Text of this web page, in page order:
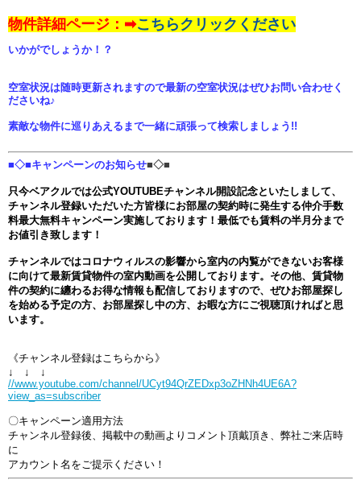
物件詳細ページ：➡こちらクリックください
いかがでしょうか！？
空室状況は随時更新されますので最新の空室状況はぜひお問い合わせく
ださいね♪
素敵な物件に巡りあえるまで一緒に頑張って検索しましょう!!
■◇■キャンペーンのお知らせ■◇■
只今ベアクルでは公式YOUTUBEチャンネル開設記念といたしまして、
チャンネル登録いただいた方皆様にお部屋の契約時に発生する仲介手数
料最大無料キャンペーン実施しております！最低でも賃料の半月分まで
お値引き致します！
チャンネルではコロナウィルスの影響から室内の内覧ができないお客様
に向けて最新賃貸物件の室内動画を公開しております。その他、賃貸物
件の契約に纏わるお得な情報も配信しておりますので、ぜひお部屋探し
を始める予定の方、お部屋探し中の方、お暇な方にご視聴頂ければと思
います。
《チャンネル登録はこちらから》
↓ ↓ ↓
//www.youtube.com/channel/UCyt94QrZEDxp3oZHNh4UE6A?
view_as=subscriber
〇キャンペーン適用方法
チャンネル登録後、掲載中の動画よりコメント頂戴頂き、弊社ご来店時
に
アカウント名をご提示ください！